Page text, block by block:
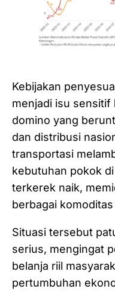
Kebijakan
menjadi isu sensitif
domino yang
dan distribusi
transportasi
kebutuhan pokok
terkerek naik,
berbagai
Situasi tersebut
serius, mengingat
belanja riil
pertumbuhan